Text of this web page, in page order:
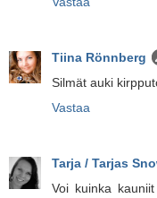
Tiina Rönnberg
Silmät auki
Vastaa
Tarja / Tarjas
Voi kuinka